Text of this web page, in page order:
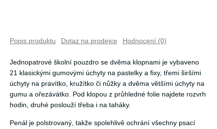
Popis produktu Dotaz na prodejce Hodnocení (0)
Jednopatrové školní pouzdro se dvěma klopnami je vybaveno
21 klasickými gumovými úchyty na pastelky a fixy, třemi širšími
úchyty na pravítko, kružítko či nůžky a dvěma většími úchyty na
gumu a ořezávátko. Pod klopou z průhledné folie najdete rozvrh
hodin, druhé poslouží třeba i na taháky.
Penál je polstrovaný, takže spolehlivě ochrání všechny psací